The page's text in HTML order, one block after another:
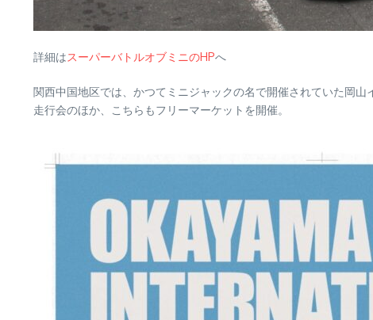
詳細はスーパーバトルオブミニのHPへ
関西中国地区では、かつてミニジャックの名で開催されていた岡
走行会のほか、こちらもフリーマーケットを開催。